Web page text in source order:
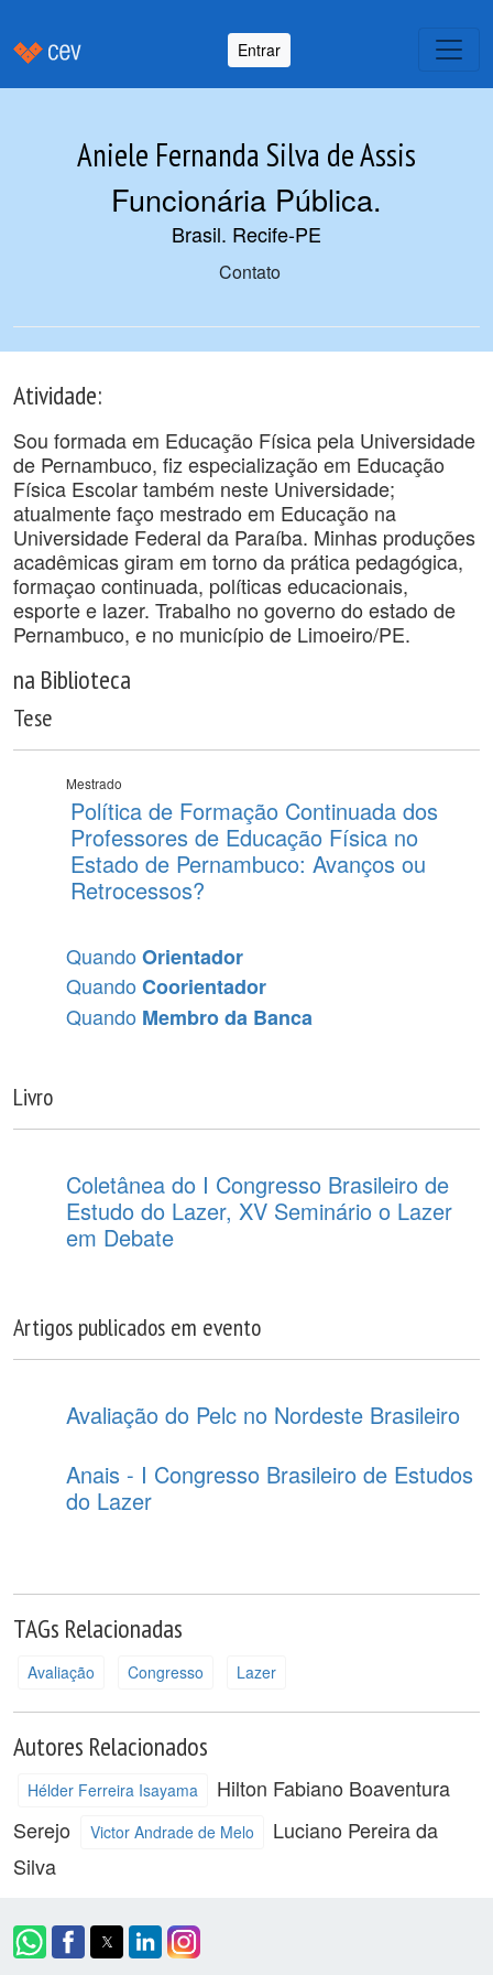
Entrar
Aniele Fernanda Silva de Assis
Funcionária Pública.
Brasil. Recife-PE
Contato
Atividade:
Sou formada em Educação Física pela Universidade
de Pernambuco, fiz especialização em Educação
Física Escolar também neste Universidade;
atualmente faço mestrado em Educação na
Universidade Federal da Paraíba. Minhas produções
acadêmicas giram em torno da prática pedagógica,
formaçao continuada, políticas educacionais,
esporte e lazer. Trabalho no governo do estado de
Pernambuco, e no município de Limoeiro/PE.
na Biblioteca
Tese
Mestrado
Política de Formação Continuada dos
Professores de Educação Física no
Estado de Pernambuco: Avanços ou
Retrocessos?
Quando Orientador
Quando Coorientador
Quando Membro da Banca
Livro
Coletânea do I Congresso Brasileiro de
Estudo do Lazer, XV Seminário o Lazer
em Debate
Artigos publicados em evento
Avaliação do Pelc no Nordeste Brasileiro
Anais - I Congresso Brasileiro de Estudos
do Lazer
TAGs Relacionadas
Avaliação Congresso Lazer
Autores Relacionados
Hélder Ferreira Isayama
Hilton Fabiano Boaventura
Serejo
Victor Andrade de Melo
Luciano Pereira da
Silva